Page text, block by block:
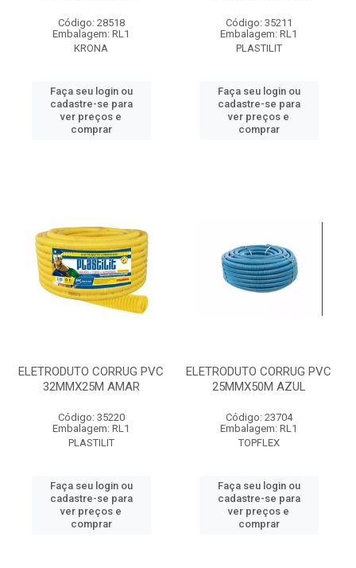
Código: 28518
Embalagem: RL1
KRONA
Faça seu login ou
cadastre-se para
ver preços e
comprar
Código: 35211
Embalagem: RL1
PLASTILIT
Faça seu login ou
cadastre-se para
ver preços e
comprar
ELETRODUTO CORRUG PVC
32MMX25M AMAR
Código: 35220
Embalagem: RL1
PLASTILIT
Faça seu login ou
cadastre-se para
ver preços e
comprar
ELETRODUTO CORRUG PVC
25MMX50M AZUL
Código: 23704
Embalagem: RL1
TOPFLEX
Faça seu login ou
cadastre-se para
ver preços e
comprar